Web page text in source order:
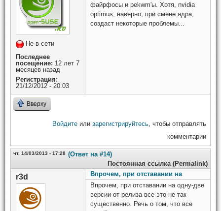
Не в сети
Последнее
посещение: 12 лет 7
месяцев назад
Регистрация:
21/12/2012 - 20:03
файрфосы и pekwm'ы. Хотя, nvidia
optimus, наверно, при смене ядра,
создаст некоторые проблемы...
Вверху
Войдите или зарегистрируйтесь , чтобы отправлять
комментарии
чт, 14/03/2013 - 17:28 (Ответ на #14)
Постоянная ссылка (Permalink)
r3d
Впрочем, при отставании на
Впрочем, при отставании на одну-две
версии от релиза все это не так
существенно. Речь о том, что все